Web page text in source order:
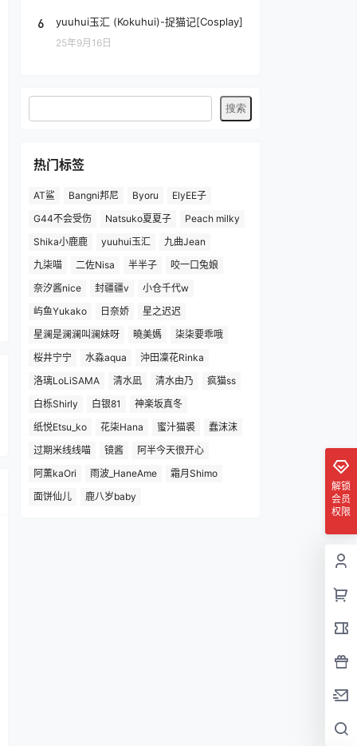
6 yuuhui玉汇 (Kokuhui)-捉猫记[Cosplay]
25年9月16日
热门标签
AT鲨 Bangni邦尼 Byoru
ElyEE子
G44不会受伤
Natsuko夏夏子
Peach milky
Shika小鹿鹿
yuuhui玉汇
九曲Jean
九柒喵
二佐Nisa 半半子
咬一口兔娘
奈汐酱nice
封疆疆v
小仓千代w
屿鱼Yukako
日奈娇
星之迟迟
星澜是澜澜叫澜妹呀
曉美媽
柒柒要乖哦
桜井宁宁
水淼aqua
沖田凜花Rinka
洛璃LoLiSAMA
清水凪 清水由乃
疯猫ss
白栎Shirly
白银81
神楽坂真冬
纸悦Etsu_ko
花柒Hana 蜜汁猫裘
蠢沫沫
过期米线线喵
镜酱
阿半今天很开心
阿薰kaOri
雨波_HaneAme
霜月Shimo
面饼仙儿
鹿八岁baby
解锁
会员
权限